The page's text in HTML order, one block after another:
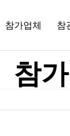
참가업체 참
참